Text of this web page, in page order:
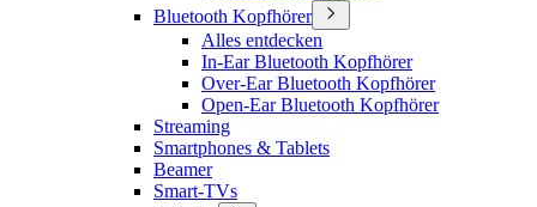
Bluetooth Kopfhörer
Alles entdecken
In-Ear Bluetooth Kopfhörer
Over-Ear Bluetooth Kopfhörer
Open-Ear Bluetooth Kopfhörer
Streaming
Smartphones & Tablets
Beamer
Smart-TVs